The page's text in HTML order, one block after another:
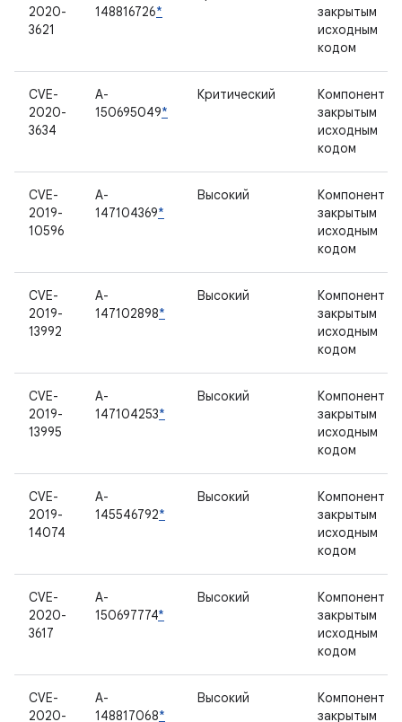
2020-
3621
148816726*
закрытым
исходным
кодом
CVE-
2020-
3634
A-
150695049*
Критический
Компонент с
закрытым
исходным
кодом
CVE-
2019-
10596
A-
147104369*
Высокий
Компонент с
закрытым
исходным
кодом
CVE-
2019-
13992
A-
147102898*
Высокий
Компонент с
закрытым
исходным
кодом
CVE-
2019-
13995
A-
147104253*
Высокий
Компонент с
закрытым
исходным
кодом
CVE-
2019-
14074
A-
145546792*
Высокий
Компонент с
закрытым
исходным
кодом
CVE-
2020-
3617
A-
150697774*
Высокий
Компонент с
закрытым
исходным
кодом
CVE-
2020-
A-
148817068*
Высокий
Компонент с
закрытым